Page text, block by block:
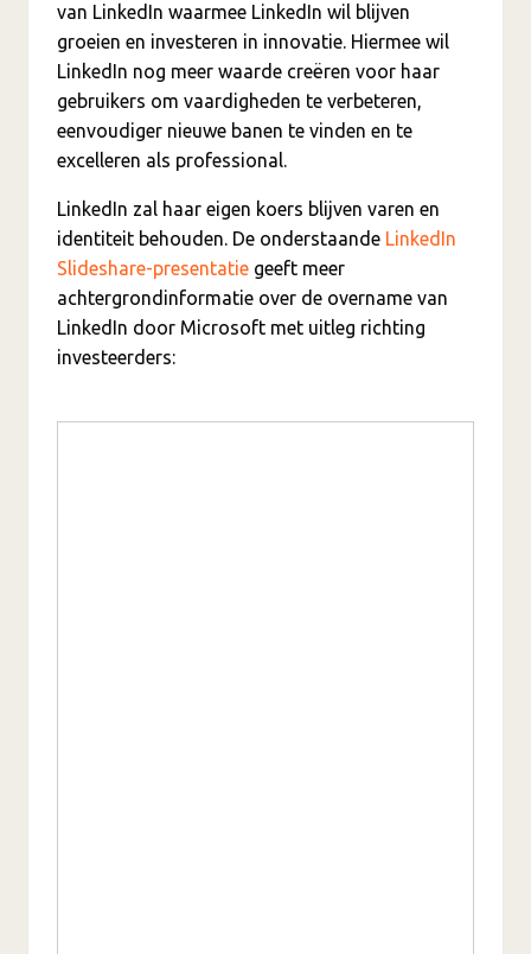
van LinkedIn waarmee LinkedIn wil blijven
groeien en investeren in innovatie. Hiermee wil
LinkedIn nog meer waarde creëren voor haar
gebruikers om vaardigheden te verbeteren,
eenvoudiger nieuwe banen te vinden en te
excelleren als professional.
LinkedIn zal haar eigen koers blijven varen en
identiteit behouden. De onderstaande LinkedIn
Slideshare-presentatie geeft meer
achtergrondinformatie over de overname van
LinkedIn door Microsoft met uitleg richting
investeerders: